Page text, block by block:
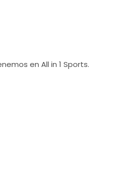
en All in 1 Sports.